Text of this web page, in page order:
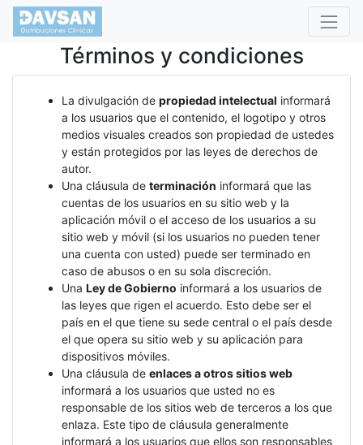
Términos y condiciones
La divulgación de propiedad intelectual informará
a los usuarios que el contenido, el logotipo y otros
medios visuales creados son propiedad de ustedes
y están protegidos por las leyes de derechos de
autor.
Una cláusula de terminación informará que las
cuentas de los usuarios en su sitio web y la
aplicación móvil o el acceso de los usuarios a su
sitio web y móvil (si los usuarios no pueden tener
una cuenta con usted) puede ser terminado en
caso de abusos o en su sola discreción.
Una Ley de Gobierno informará a los usuarios de
las leyes que rigen el acuerdo. Esto debe ser el
país en el que tiene su sede central o el país desde
el que opera su sitio web y su aplicación para
dispositivos móviles.
Una cláusula de enlaces a otros sitios web
informará a los usuarios que usted no es
responsable de los sitios web de terceros a los que
enlaza. Este tipo de cláusula generalmente
informará a los usuarios que ellos son responsables